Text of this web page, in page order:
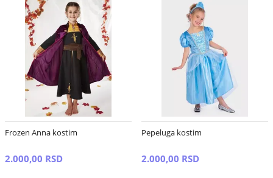
Frozen Anna kostim
2.000,00 RSD
Pepeluga kostim
2.000,00 RSD